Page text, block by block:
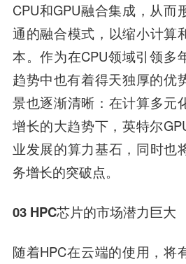
CPU和GPU融合集成，从而
通的融合模式，以缩小计算
本。作为在CPU领域引领多
趋势中也有着得天独厚的优
景也逐渐清晰：在计算多元
增长的大趋势下，英特尔
业发展的算力基石，同时也
务增长的突破点。
03 HPC芯片的市场潜力巨大
随着HPC在云端的使用，将